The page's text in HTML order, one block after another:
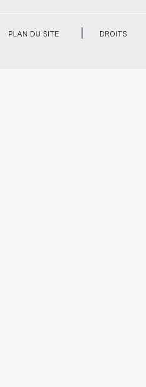
PLAN DU SITE DROITS